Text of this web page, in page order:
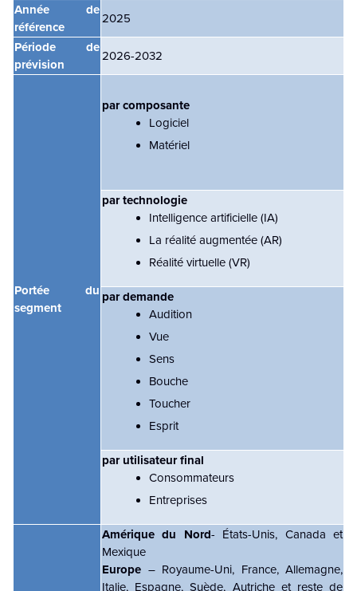
Année de
référence
2025
Période de
prévision
2026-2032
Portée du
segment
par composante
Logiciel
Matériel
par technologie
Intelligence artificielle (IA)
La réalité augmentée (AR)
Réalité virtuelle (VR)
par demande
Audition
Vue
Sens
Bouche
Toucher
Esprit
par utilisateur final
Consommateurs
Entreprises
Amérique du Nord- États-Unis, Canada et
Mexique
Europe – Royaume-Uni, France, Allemagne,
Italie, Espagne, Suède, Autriche et reste de